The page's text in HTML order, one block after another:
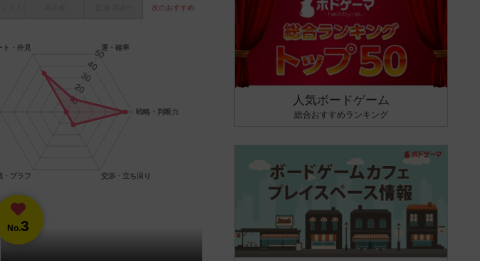
次のおすすめ
No.3
人気ボードゲーム
総合おすすめランキング